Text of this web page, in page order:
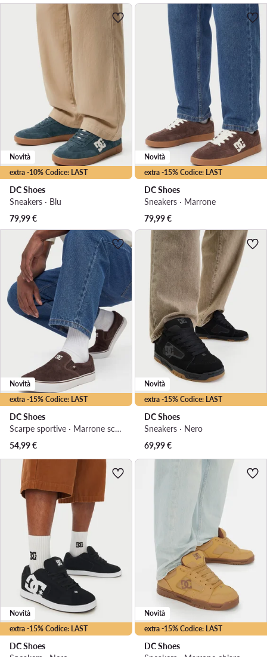
extra -10% Codice: LAST
Novità
DC Shoes
Sneakers · Blu
79,99€
extra -15% Codice: LAST
Novità
DC Shoes
Sneakers · Marrone
79,99€
extra -15% Codice: LAST
Novità
DC Shoes
Scarpe sportive · Marrone scuro
54,99€
extra -15% Codice: LAST
Novità
DC Shoes
Sneakers · Nero
69,99€
extra -15% Codice: LAST
Novità
DC Shoes
extra -15% Codice: LAST
Novità
DC Shoes